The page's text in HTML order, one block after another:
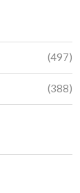
(497)
(388)